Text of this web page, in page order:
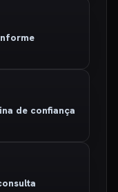
de confiança